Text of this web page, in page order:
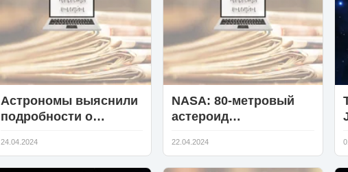
Астрономы выяснили
подробности о
Луны
24.04.2024
NASA: 80-метровый
астероид
приближается к Земле
22.04.2024